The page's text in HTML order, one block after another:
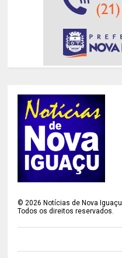
©2026 Notícias de Nova Iguaçu
Todos os direitos reservados.